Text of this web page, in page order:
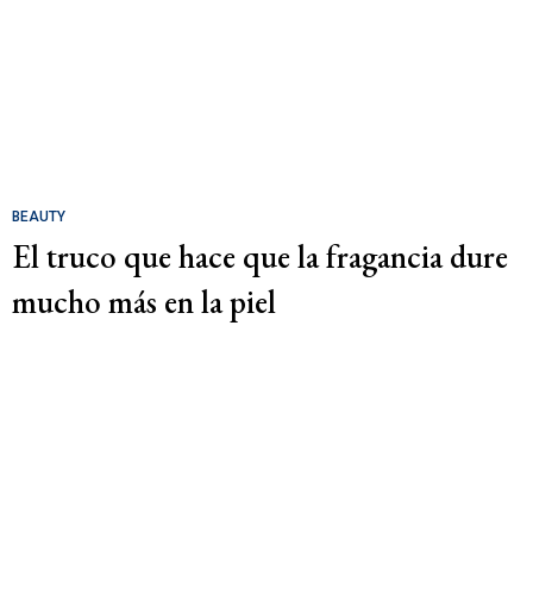
BEAUTY
El truco que hace que la fragancia dure
mucho más en la piel